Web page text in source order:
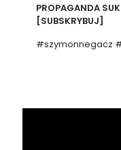
PROPAGANDA
[SUBSKRYBUJ]
#szymonnegacz